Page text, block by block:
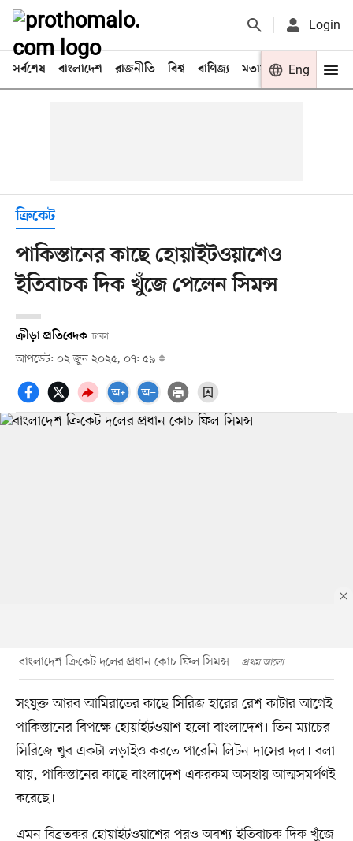
Login
সর্বশেষ বাংলাদেশ রাজনীতি বিশ্ব বাণিজ্য মতামত খেলা
Eng
ক্রিকেট
পাকিস্তানের কাছে হোয়াইটওয়াশেও
ইতিবাচক দিক খুঁজে পেলেন সিমন্স
ক্রীড়া প্রতিবেদক ঢাকা
আপডেট: ০২ জুন ২০২৫, ০৭: ৫৯
বাংলাদেশ ক্রিকেট দলের প্রধান কোচ ফিল সিমন্স প্রথম আলো
সংযুক্ত আরব আমিরাতের কাছে সিরিজ হারের রেশ কাটার আগেই
পাকিস্তানের বিপক্ষে হোয়াইটওয়াশ হলো বাংলাদেশ। তিন ম্যাচের
সিরিজে খুব একটা লড়াইও করতে পারেনি লিটন দাসের দল। বলা
যায়, পাকিস্তানের কাছে বাংলাদেশ একরকম অসহায় আত্মসমর্পণই
করেছে।
এমন বিব্রতকর হোয়াইটওয়াশের পরও অবশ্য ইতিবাচক দিক খুঁজে